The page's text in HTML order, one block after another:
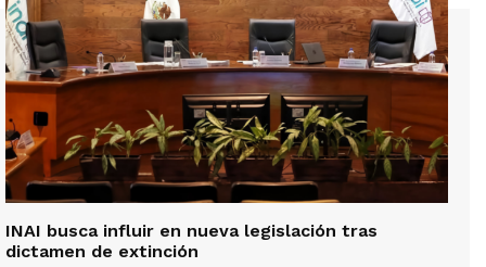
INAI busca influir en nueva legislación tras
dictamen de extinción